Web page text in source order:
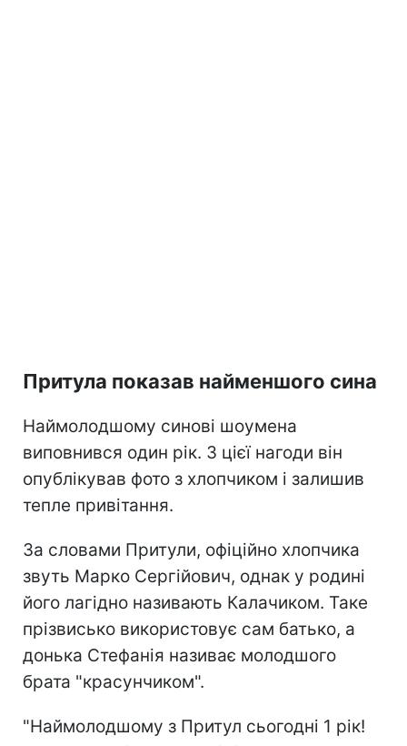
Притула показав найменшого сина
Наймолодшому синові шоумена
виповнився один рік. З цієї нагоди він
опублікував фото з хлопчиком і залишив
тепле привітання.
За словами Притули, офіційно хлопчика
звуть Марко Сергійович, однак у родині
його лагідно називають Калачиком. Таке
прізвисько використовує сам батько, а
донька Стефанія називає молодшого
брата "красунчиком".
"Наймолодшому з Притул сьогодні 1 рік!